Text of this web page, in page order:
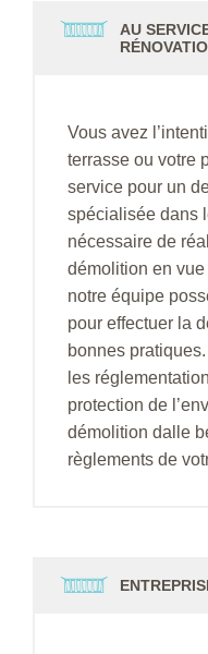
AU
Vous avez
terrasse ou votre
service pour un
spécialisée dans
nécessaire de
démolition en vue
notre équipe
pour effectuer la
bonnes
les
protection de
démolition dalle
règlements de